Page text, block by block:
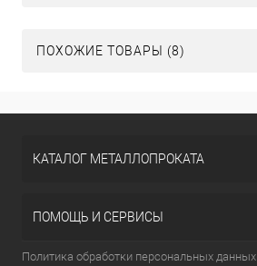
ПОХОЖИЕ ТОВАРЫ (8)
КАТАЛОГ МЕТАЛЛОПРОКАТА
ПОМОЩЬ И СЕРВИСЫ
Политика обработки персональных данных